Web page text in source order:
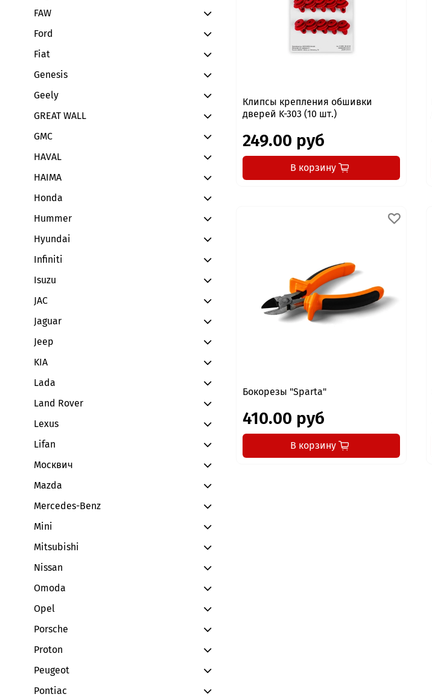
Клипсы крепления обшивки
дверей K-303 (10 шт.)
249.00 руб
В корзину
Бокорезы "Sparta"
410.00 руб
В корзину
FAW
Ford
Fiat
Genesis
Geely
GREAT WALL
GMC
HAVAL
HAIMA
Honda
Hummer
Hyundai
Infiniti
Isuzu
JAC
Jaguar
Jeep
KIA
Lada
Land Rover
Lexus
Lifan
Москвич
Mazda
Mercedes-Benz
Mini
Mitsubishi
Nissan
Omoda
Opel
Porsche
Proton
Peugeot
Pontiac